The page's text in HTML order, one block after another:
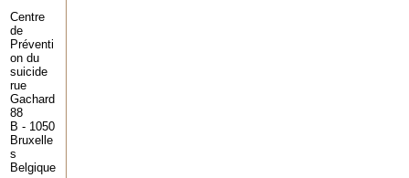
Centre
de
Préventi
on du
suicide
rue
Gachard
88
B - 1050
Bruxelle
s
Belgique